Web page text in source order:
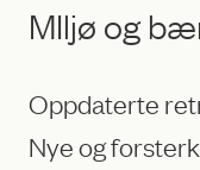
MIljø og
Oppdaterte
Nye og